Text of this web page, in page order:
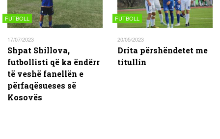
FUTBOLL
17/07/2023
Shpat Shillova,
futbollisti që ka ëndërr
të veshë fanellën e
përfaqësueses së
Kosovës
FUTBOLL
20/05/2023
Drita përshëndetet me
titullin